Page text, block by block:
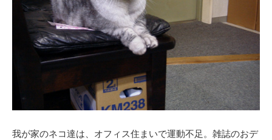
我が家のネコ達は、オフィス住まいで運動不足。雑誌のおデ